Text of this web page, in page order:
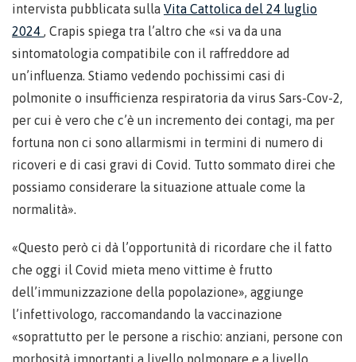
intervista pubblicata sulla Vita Cattolica del 24 luglio
2024 , Crapis spiega tra l’altro che «si va da una
sintomatologia compatibile con il raffreddore ad
un’influenza. Stiamo vedendo pochissimi casi di
polmonite o insufficienza respiratoria da virus Sars-Cov-2,
per cui è vero che c’è un incremento dei contagi, ma per
fortuna non ci sono allarmismi in termini di numero di
ricoveri e di casi gravi di Covid. Tutto sommato direi che
possiamo considerare la situazione attuale come la
normalità».
«Questo però ci dà l’opportunità di ricordare che il fatto
che oggi il Covid mieta meno vittime è frutto
dell’immunizzazione della popolazione», aggiunge
l’infettivologo, raccomandando la vaccinazione
«soprattutto per le persone a rischio: anziani, persone con
morbosità importanti a livello polmonare e a livello